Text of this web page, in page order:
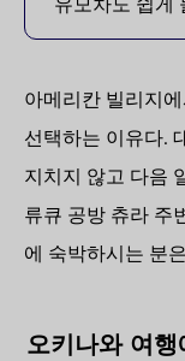
아메리칸 빌리지
선택하는 이유다.
지치지 않고 다음
류큐 공방 츄라 주
에 숙박하시는 분
오키나와 여